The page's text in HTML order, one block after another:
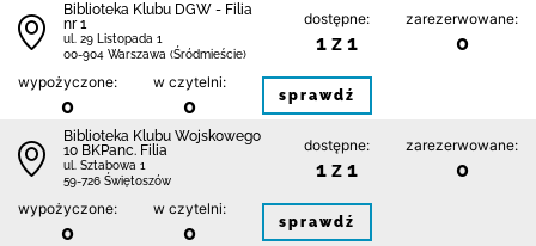
Biblioteka Klubu DGW - Filia
nr 1
ul. 29 Listopada 1
00-904 Warszawa (Śródmieście)
dostępne:
1 z 1
zarezerwowane:
0
wypożyczone:
0
w czytelni:
0 sprawdź
Biblioteka Klubu Wojskowego
10 BKPanc. Filia
ul. Sztabowa 1
59-726 Świętoszów
dostępne:
1 z 1
zarezerwowane:
0
wypożyczone:
0
w czytelni:
0 sprawdź